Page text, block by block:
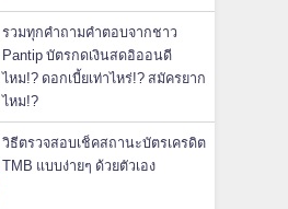
รวมทุกคำถามคำตอบจากชาว
Pantip บัตรกดเงินสดอิออนดี
ไหม!? ดอกเบี้ยเท่าไหร่!? สมัครยาก
ไหม!?
วิธีตรวจสอบเช็คสถานะบัตรเครดิต
TMB แบบง่ายๆ ด้วยตัวเอง